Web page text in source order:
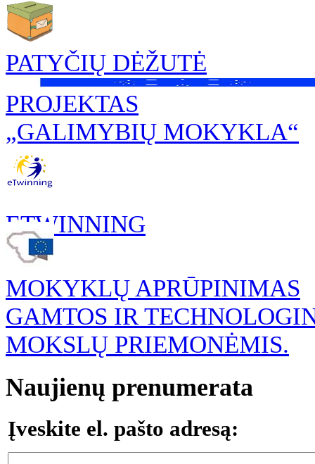
PATYČIŲ DĖŽUTĖ
PROJEKTAS
„GALIMYBIŲ MOKYKLA“
ETWINNING
MOKYKLŲ APRŪPINIMAS
GAMTOS IR
MOKSLŲ PRIEMONĖMIS.
Naujienų prenumerata
Įveskite el. pašto adresą: